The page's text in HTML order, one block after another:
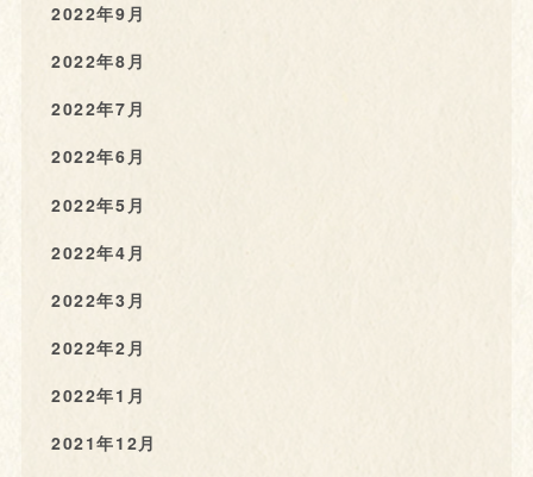
2022年9月
2022年8月
2022年7月
2022年6月
2022年5月
2022年4月
2022年3月
2022年2月
2022年1月
2021年12月